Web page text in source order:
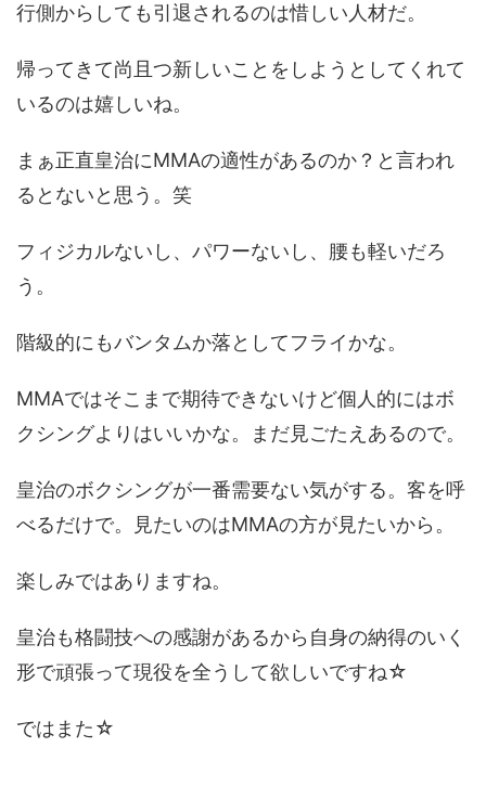
行側からしても引退されるのは惜しい人材だ。
帰ってきて尚且つ新しいことをしようとしてくれて
いるのは嬉しいね。
まぁ正直皇治にMMAの適性があるのか？と言われ
るとないと思う。笑
フィジカルないし、パワーないし、腰も軽いだろ
う。
階級的にもバンタムか落としてフライかな。
MMAではそこまで期待できないけど個人的にはボ
クシングよりはいいかな。まだ見ごたえあるので。
皇治のボクシングが一番需要ない気がする。客を呼
べるだけで。見たいのはMMAの方が見たいから。
楽しみではありますね。
皇治も格闘技への感謝があるから自身の納得のいく
形で頑張って現役を全うして欲しいですね☆
ではまた☆